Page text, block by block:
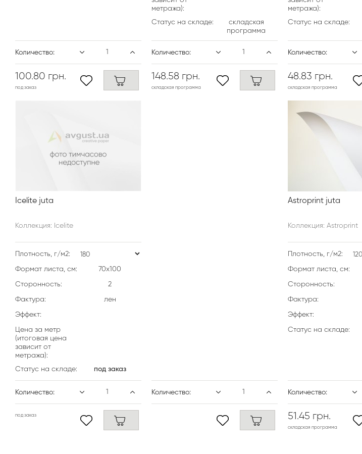
Количество:
100.80 грн.
под заказ
метража):
Статус на складе:
складская
программа
Количество:
148.58 грн.
складская программа
метража):
Статус на складе:
Количество:
48.83 грн.
складская программа
Icelite juta
Коллекция: Icelite
Плотность, г/м2:
Формат листа, см: 70х100
Сторонность: 2
Фактура: лен
Эффект:
Цена за метр
(итоговая цена
зависит от
метража):
Статус на складе:
под заказ
Количество:
под заказ
Количество:
Astroprint juta
Коллекция: Astroprint
Плотность, г/м2:
Формат листа, см:
Сторонность:
Фактура:
Эффект:
Статус на складе:
Количество:
51.45 грн.
складская программа